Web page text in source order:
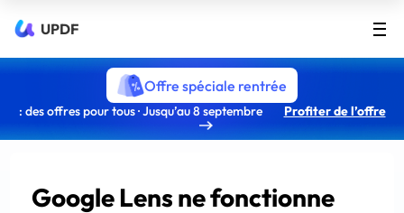
UPDF
Offre spéciale rentrée
: des offres pour tous · Jusqu’au 8 septembre Profiter de l’offre
Google Lens ne fonctionne